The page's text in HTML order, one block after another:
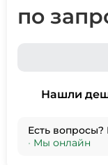
по
Нашли
Есть
• Мы онлайн